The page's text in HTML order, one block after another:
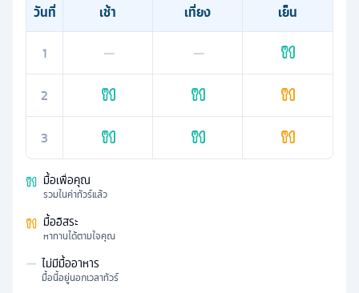
วันที่ เช้า เที่ยง
เย็น
1
— —
2
3
มื้อเพื่อคุณ
รวมในค่าทัวร์แล้ว
มื้ออิสระ
หาทานได้ตามใจคุณ
— ไม่มีมื้ออาหาร
มื้อนี้อยู่นอกเวลาทัวร์